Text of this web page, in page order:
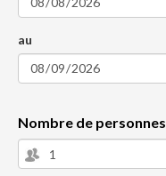
au
Nombre de personnes